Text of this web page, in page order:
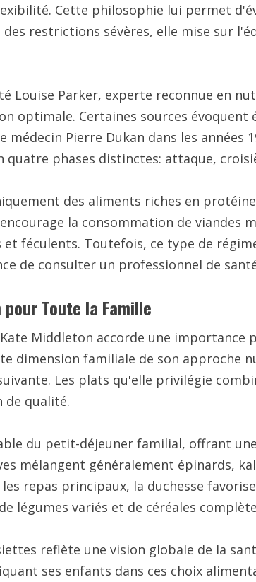
Cette philosophie lui permet
restrictions sévères, elle mise sur
Louise Parker, experte reconnue en
optimale. Certaines sources
Pierre Dukan dans les années
phases distinctes: attaque,
des aliments riches en
la consommation de
féculents. Toutefois, ce type de
de consulter un professionnel de
Toute la Famille
Middleton accorde une
dimension familiale de son approche
Les plats qu'elle privilégie
de qualité.
du petit-déjeuner familial, offrant
mélangent généralement épinards,
repas principaux, la duchesse
légumes variés et de céréales
reflète une vision globale de la
ses enfants dans ces choix